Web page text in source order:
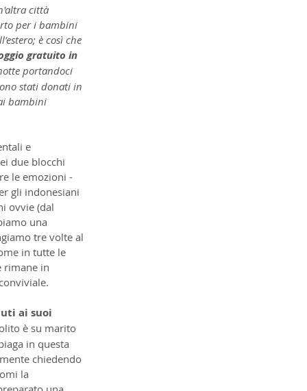
città
per i bambini
è così che
gratuito in
portandoci
stati donati in
bambini
e
due blocchi
le emozioni -
gli indonesiani
ovvie (dal
una
tre volte al
in tutte le
rimane in
ai suoi
è su marito
in questa
chiedendo
la